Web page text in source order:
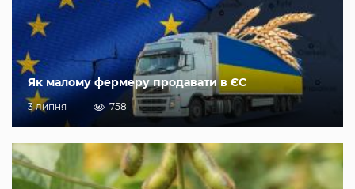
Як малому фермеру продавати в ЄС
3 липня 758